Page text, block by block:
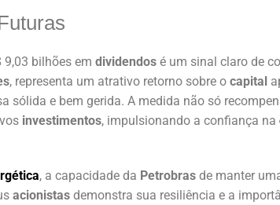
9,03 bilhões em dividendos é um sinal claro de
, representa um atrativo retorno sobre o capital
sólida e bem gerida. A medida não só
investimentos, impulsionando a confiança na
, a capacidade da Petrobras de manter
acionistas demonstra sua resiliência e a